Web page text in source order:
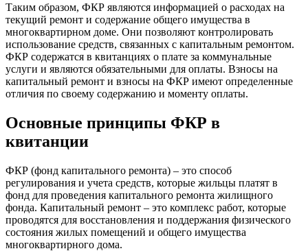
Таким образом, ФКР являются информацией о расходах на
текущий ремонт и содержание общего имущества в
многоквартирном доме. Они позволяют контролировать
использование средств, связанных с капитальным ремонтом.
ФКР содержатся в квитанциях о плате за коммунальные
услуги и являются обязательными для оплаты. Взносы на
капитальный ремонт и взносы на ФКР имеют определенные
отличия по своему содержанию и моменту оплаты.
Основные принципы ФКР в
квитанции
ФКР (фонд капитального ремонта) – это способ
регулирования и учета средств, которые жильцы платят в
фонд для проведения капитального ремонта жилищного
фонда. Капитальный ремонт – это комплекс работ, которые
проводятся для восстановления и поддержания физического
состояния жилых помещений и общего имущества
многоквартирного дома.